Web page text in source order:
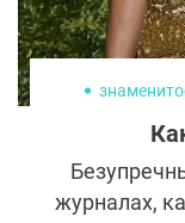
журналах,